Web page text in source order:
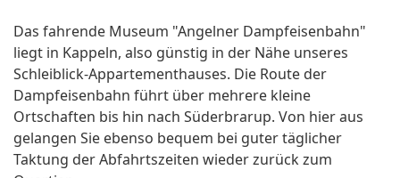
Das fahrende Museum "Angelner Dampfeisenbahn"
liegt in Kappeln, also günstig in der Nähe unseres
Schleiblick-Appartementhauses. Die Route der
Dampfeisenbahn führt über mehrere kleine
Ortschaften bis hin nach Süderbrarup. Von hier aus
gelangen Sie ebenso bequem bei guter täglicher
Taktung der Abfahrtszeiten wieder zurück zum